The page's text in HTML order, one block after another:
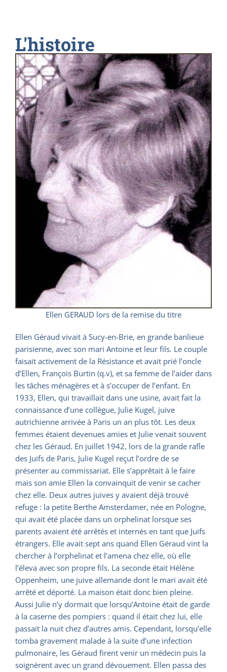
L'histoire
Ellen GERAUD lors de la remise du titre
Ellen Géraud vivait à Sucy-en-Brie, en grande banlieue
parisienne, avec son mari Antoine et leur fils. Le couple
faisait activement de la Résistance et avait prié l’oncle
d’Ellen, François Burtin (q.v), et sa femme de l’aider dans
les tâches ménagères et à s’occuper de l’enfant. En
1933, Ellen, qui travaillait dans une usine, avait fait la
connaissance d’une collègue, Julie Kugel, juive
autrichienne arrivée à Paris un an plus tôt. Les deux
femmes étaient devenues amies et Julie venait souvent
chez les Géraud. En juillet 1942, lors de la grande rafle
des Juifs de Paris, Julie Kugel reçut l’ordre de se
présenter au commissariat. Elle s’apprêtait à le faire
mais son amie Ellen la convainquit de venir se cacher
chez elle. Deux autres juives y avaient déjà trouvé
refuge : la petite Berthe Amsterdamer, née en Pologne,
qui avait été placée dans un orphelinat lorsque ses
parents avaient été arrêtés et internés en tant que Juifs
étrangers. Elle avait sept ans quand Ellen Géraud vint la
chercher à l’orphelinat et l’amena chez elle, où elle
l’éleva avec son propre fils. La seconde était Hélène
Oppenheim, une juive allemande dont le mari avait été
arrêté et déporté. La maison était donc bien pleine.
Aussi Julie n’y dormait que lorsqu’Antoine était de garde
à la caserne des pompiers : quand il était chez lui, elle
passait la nuit chez d’autres amis. Cependant, lorsqu’elle
tomba gravement malade à la suite d’une infection
pulmonaire, les Géraud firent venir un médecin puis la
soignèrent avec un grand dévouement. Ellen passa des